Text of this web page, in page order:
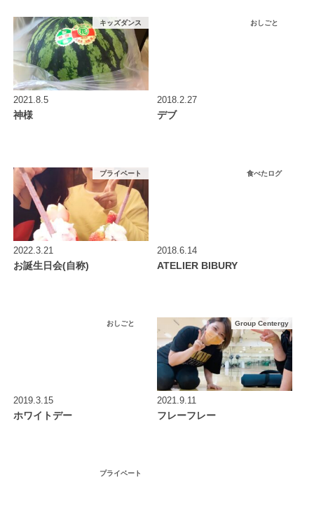
キッズダンス
2021.8.5
神様
おしごと
2018.2.27
デブ
プライベート
2022.3.21
お誕生日会(自称)
食べたログ
2018.6.14
ATELIER BIBURY
おしごと
2019.3.15
ホワイトデー
Group Centergy
2021.9.11
フレーフレー
プライベート